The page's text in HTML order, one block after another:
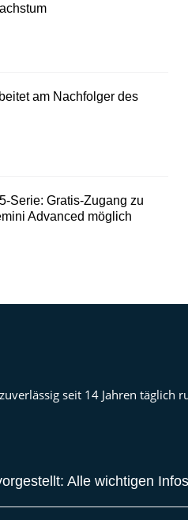
am Nachfolger des
Serie: Gratis-Zugang zu
Advanced möglich
seit 14 Jahren täglich
Alle wichtigen Infos